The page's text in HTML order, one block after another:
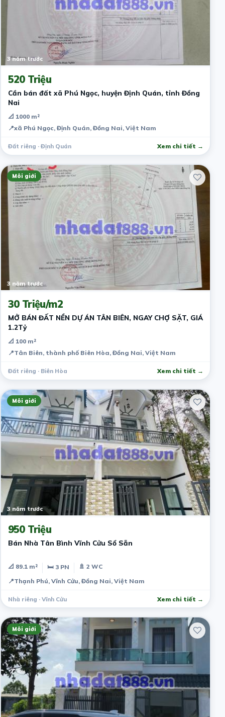
3 năm trước
520 Triệu
Cần bán đất xã Phú Ngọc, huyện Định Quán, tỉnh Đồng
Nai
📐 1000 m²
📍xã Phú Ngọc, Định Quán, Đồng Nai, Việt Nam
Đất riêng · Định Quán Xem chi tiết →
Môi giới
3 năm trước
30 Triệu/m2
MỞ BÁN ĐẤT NỀN DỰ ÁN TÂN BIÊN, NGAY CHỢ SẶT, GIÁ
1.2Tỷ
📐 100 m²
📍Tân Biên, thành phố Biên Hòa, Đồng Nai, Việt Nam
Đất riêng · Biên Hòa Xem chi tiết →
Môi giới
3 năm trước
950 Triệu
Bán Nhà Tân Bình Vĩnh Cửu Sổ Sẵn
📐 89.1 m² 🛏 3 PN
🚿 2 WC
📍Thạnh Phú, Vĩnh Cửu, Đồng Nai, Việt Nam
Nhà riêng · Vĩnh Cửu Xem chi tiết →
Môi giới